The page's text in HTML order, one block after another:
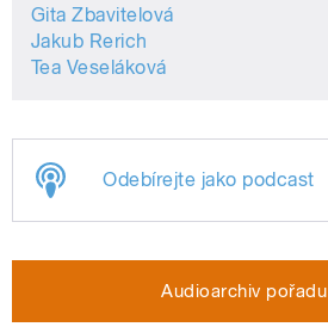
Gita Zbavitelová
Jakub Rerich
Tea Veseláková
Odebírejte jako podcast
Audioarchiv pořadu